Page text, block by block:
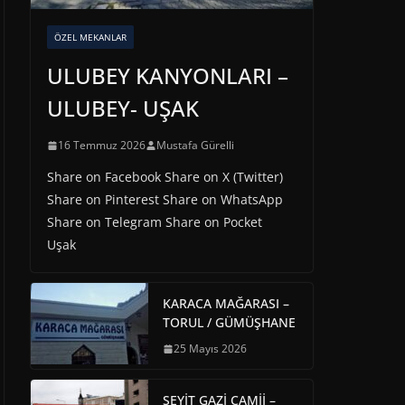
ÖZEL MEKANLAR
ULUBEY KANYONLARI –
ULUBEY- UŞAK
16 Temmuz 2026 Mustafa Gürelli
Share on Facebook Share on X (Twitter)
Share on Pinterest Share on WhatsApp
Share on Telegram Share on Pocket
Uşak
KARACA MAĞARASI –
TORUL / GÜMÜŞHANE
25 Mayıs 2026
SEYİT GAZİ CAMİİ –